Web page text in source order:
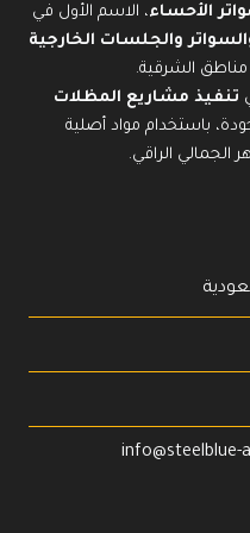
الأحساء، الاسم الأول في
والجلسات الخارجية
الشرقية.
تنفيذ مشاريع المظلات
باستخدام مواد أصلية
الراقي.